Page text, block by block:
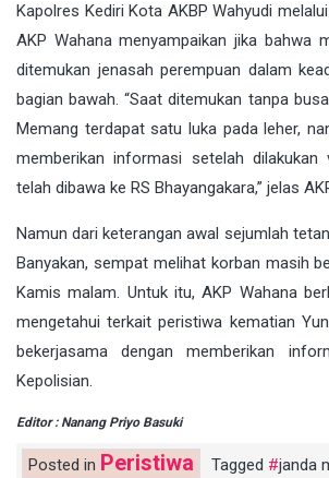
Kapolres Kediri Kota AKBP Wahyudi
AKP Wahana menyampaikan jika bahwa
ditemukan jenasah perempuan dalam
bagian bawah. “Saat ditemukan tanpa
Memang terdapat satu luka pada leher,
memberikan informasi setelah dilakukan
telah dibawa ke RS Bhayangakara,” jelas
Namun dari keterangan awal sejumlah
Banyakan, sempat melihat korban masih
Kamis malam. Untuk itu, AKP Wahana
mengetahui terkait peristiwa kematian
bekerjasama dengan memberikan
Kepolisian.
Editor : Nanang Priyo Basuki
Posted in Peristiwa Tagged janda